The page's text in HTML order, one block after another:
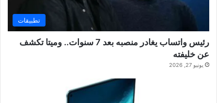
تطبيقات
رئيس واتساب يغادر منصبه بعد 7 سنوات.. وميتا تكشف
عن خليفته
يونيو 27, 2026